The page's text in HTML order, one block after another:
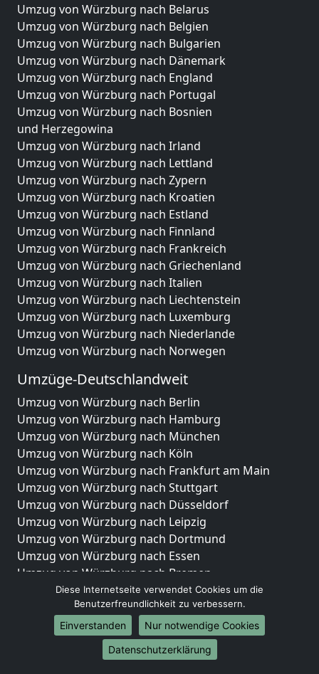
Umzug von Würzburg nach Belarus
Umzug von Würzburg nach Belgien
Umzug von Würzburg nach Bulgarien
Umzug von Würzburg nach Dänemark
Umzug von Würzburg nach England
Umzug von Würzburg nach Portugal
Umzug von Würzburg nach Bosnien
und Herzegowina
Umzug von Würzburg nach Irland
Umzug von Würzburg nach Lettland
Umzug von Würzburg nach Zypern
Umzug von Würzburg nach Kroatien
Umzug von Würzburg nach Estland
Umzug von Würzburg nach Finnland
Umzug von Würzburg nach Frankreich
Umzug von Würzburg nach Griechenland
Umzug von Würzburg nach Italien
Umzug von Würzburg nach Liechtenstein
Umzug von Würzburg nach Luxemburg
Umzug von Würzburg nach Niederlande
Umzug von Würzburg nach Norwegen
Umzüge-Deutschlandweit
Umzug von Würzburg nach Berlin
Umzug von Würzburg nach Hamburg
Umzug von Würzburg nach München
Umzug von Würzburg nach Köln
Umzug von Würzburg nach Frankfurt am Main
Umzug von Würzburg nach Stuttgart
Umzug von Würzburg nach Düsseldorf
Umzug von Würzburg nach Leipzig
Umzug von Würzburg nach Dortmund
Umzug von Würzburg nach Essen
Umzug von Würzburg nach Bremen
Umzug von Würzburg nach Dresden
Umzug von Würzburg nach Hannover
Umzug von Würzburg nach Nürnberg
Umzug von Würzburg nach Duisburg
Umzug von Würzburg nach Bochum
Diese Internetseite verwendet Cookies um die
Benutzerfreundlichkeit zu verbessern.
Einverstanden
Nur notwendige Cookies
Datenschutzerklärung